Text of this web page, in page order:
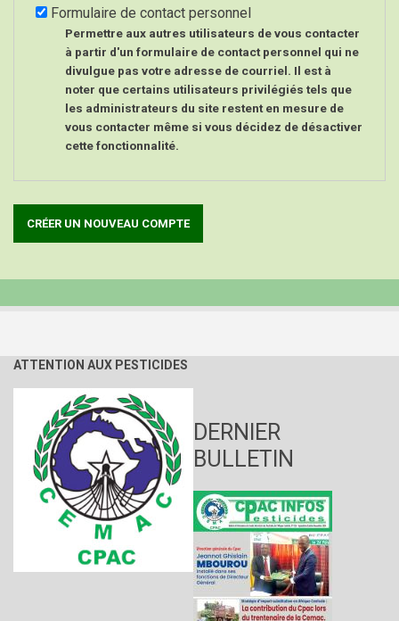
Formulaire de contact personnel
Permettre aux autres utilisateurs de vous contacter
à partir d'un formulaire de contact personnel qui ne
divulgue pas votre adresse de courriel. Il est à
noter que certains utilisateurs privilégiés tels que
les administrateurs du site restent en mesure de
vous contacter même si vous décidez de désactiver
cette fonctionnalité.
ATTENTION AUX PESTICIDES
DERNIER
BULLETIN